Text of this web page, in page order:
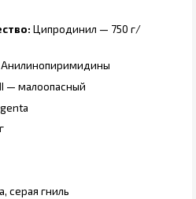
Ципродинил — 750 г/
Анилинопиримидины
— малоопасный
серая гниль